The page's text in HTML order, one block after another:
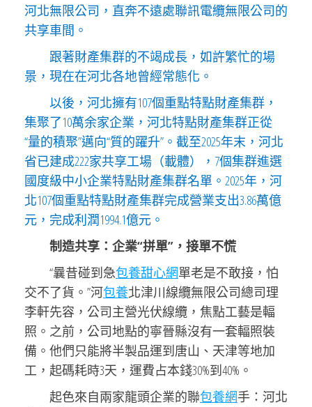
河北無限公司，直奔不遠處聯訊電纜無限公司的
共享車間。
跟著財產集群的不竭成長，如許繁忙的場
景，現在在河北各地曾經常態化。
以後，河北擁有107個重點特點財產集群，
集聚了10萬余家企業，河北特點財產集群正從
“量的積聚”邁向“質的躍升”。截至2025年末，河北
省已建成222家共享工場（載體），7個集群進選
國度級中小企業特點財產集群名單。2025年，河
北107個重點特點財產集群完成營業支出3.86萬億
元，完成利潤1994.1億元。
制造共享：企業“拼單”，接單不慌
“曩昔碰到急包養甜心網單老是不敢接，怕
交不了貨。”河包養北津川線纜無限公司總司理
李軒先容，公司主營光伏線纜，焦點工藝是輻
照。之前，公司地點的寧晉縣沒有一套輻照裝
備。他們只能將半製品運到唐山、天津等地加
工，起碼耗時3天，運費占本錢30%到40%。
起色來自兩家龍頭企業的聯包養網手：河北